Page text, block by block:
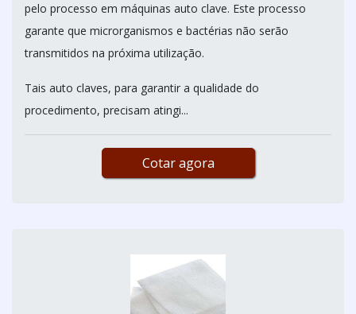
pelo processo em máquinas auto clave. Este processo
garante que microrganismos e bactérias não serão
transmitidos na próxima utilização.
Tais auto claves, para garantir a qualidade do
procedimento, precisam atingi...
Cotar agora